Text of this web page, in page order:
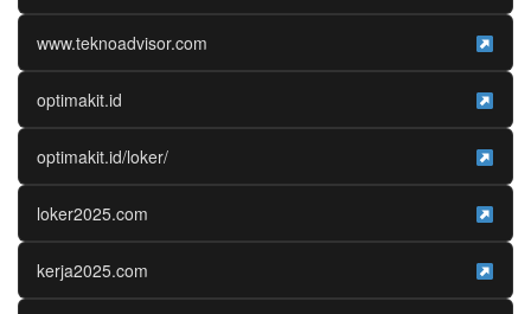
www.teknoadvisor.com
optimakit.id
optimakit.id/loker/
loker2025.com
kerja2025.com